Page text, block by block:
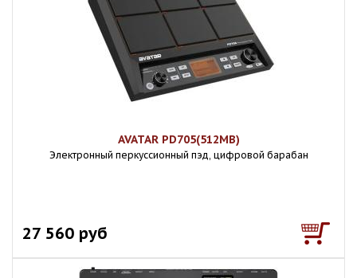
AVATAR PD705(512MB)
Электронный перкуссионный пэд, цифровой барабан
27 560 руб